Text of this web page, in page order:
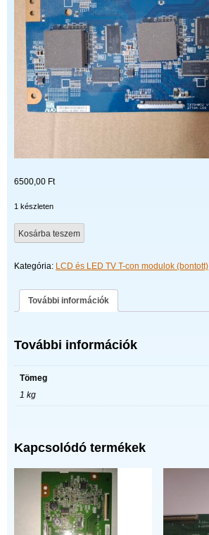
6500,00 Ft
1 készleten
T370HW02
V9
BD
C09
mennyiség
Kosárba teszem
Kategória: LCD és LED TV T-con modulok (bontott)
További információk
További információk
Tömeg
1 kg
Kapcsolódó termékek